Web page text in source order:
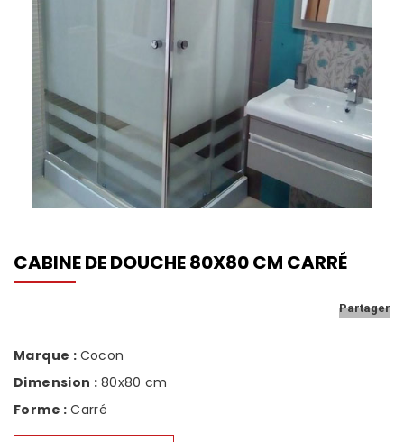
NOS SHOWROOMS
NOUS REJOINDRE
POLITIQUE QUALITÉ
CABINE DE DOUCHE 80X80 CM CARRÉ
Partager
Marque : Cocon
Dimension : 80x80 cm
Forme :Carré